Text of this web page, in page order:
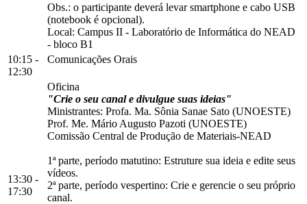
Obs.: o participante deverá levar smartphone e cabo USB
(notebook é opcional).
Local: Campus II - Laboratório de Informática do NEAD
- bloco B1
10:15 -
12:30
Comunicações Orais
13:30 -
17:30
Oficina
"Crie o seu canal e divulgue suas ideias"
Ministrantes: Profa. Ma. Sônia Sanae Sato (UNOESTE)
Prof. Me. Mário Augusto Pazoti (UNOESTE)
Comissão Central de Produção de Materiais-NEAD
1ª parte, período matutino: Estruture sua ideia e edite seus
vídeos.
2ª parte, período vespertino: Crie e gerencie o seu próprio
canal.